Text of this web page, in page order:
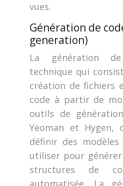
vues.
Génération de
generation)
La génération
technique qui
création de fichiers
code à partir de
outils de
Yeoman et Hygen,
définir des
utiliser pour
structures de
automatisée. La